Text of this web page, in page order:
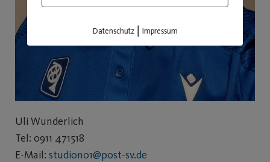
Uli Wunderlich
Tel: 0911 471518
E-Mail: studiono1@post-sv.de
Datenschutz| Impressum